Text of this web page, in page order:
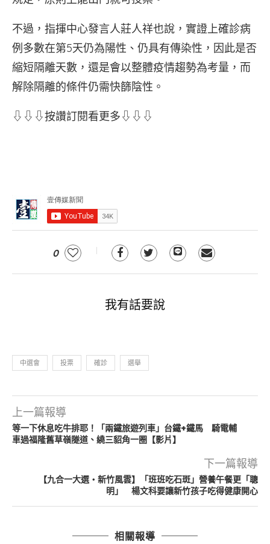
不過，指揮中心發言人莊人祥也說，實證上確診病
例多數在第5天仍為陽性、仍具有傳染性，因此是否
縮短隔離天數，還是會以整體疫情趨勢為考量，而
解除隔離的條件仍需快篩陰性。
⇩⇩⇩按讚訂閱看更多⇩⇩⇩
0
我有話要說
中選會 投票 確診 選舉
上一篇報導
等一下休息吃牛排耶！「兩鐵旅遊列車」台鐵+鐵馬 騎電輔
車過福隆舊草嶺隧道、繞三貂角一圈【影片】
下一篇報導
【九合一大選・新竹風雲】「班班吃石斑」營養午餐更「聰
明」 楊文科要讓新竹孩子吃得健康開心
相關報導